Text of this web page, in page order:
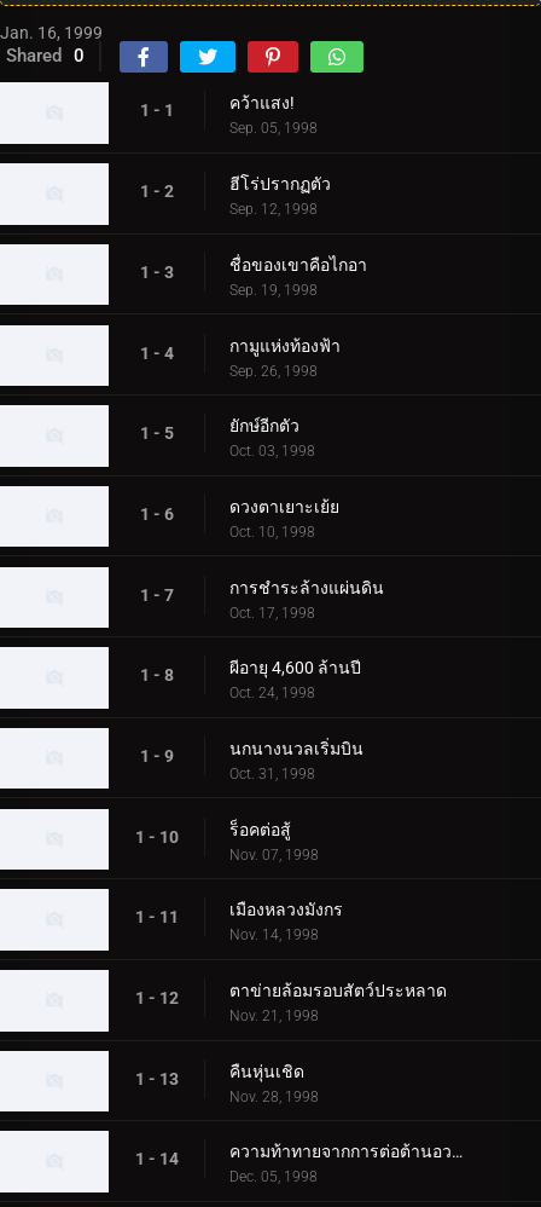
Jan. 16, 1999
Shared 0
1 - 1 คว้าแสง!
Sep. 05, 1998
1 - 2 ฮีโร่ปรากฏตัว
Sep. 12, 1998
1 - 3 ชื่อของเขาคือไกอา
Sep. 19, 1998
1 - 4 กามูแห่งท้องฟ้า
Sep. 26, 1998
1 - 5 ยักษ์อีกตัว
Oct. 03, 1998
1 - 6 ดวงตาเยาะเย้ย
Oct. 10, 1998
1 - 7 การชำระล้างแผ่นดิน
Oct. 17, 1998
1 - 8 ผีอายุ 4,600 ล้านปี
Oct. 24, 1998
1 - 9 นกนางนวลเริ่มบิน
Oct. 31, 1998
1 - 10 ร็อคต่อสู้
Nov. 07, 1998
1 - 11 เมืองหลวงมังกร
Nov. 14, 1998
1 - 12 ตาข่ายล้อมรอบสัตว์ประหลาด
Nov. 21, 1998
1 - 13 คืนหุ่นเชิด
Nov. 28, 1998
1 - 14 ความท้าทายจากการต่อต้านอวกาศ
Dec. 05, 1998